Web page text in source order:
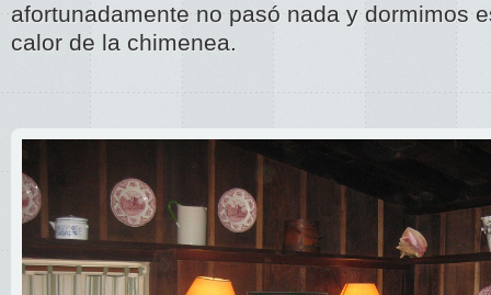
afortunadamente no pasó nada y dormimos
calor de la chimenea.